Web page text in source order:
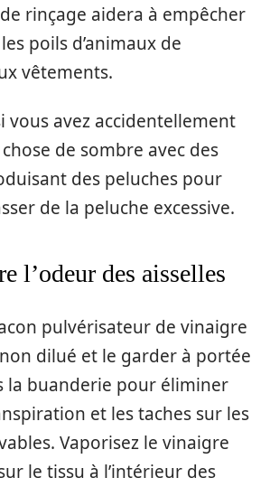
rinçage aidera à empêcher
poils d’animaux de
vêtements.
vous avez accidentellement
de sombre avec des
des peluches pour
de la peluche excessive.
l’odeur des aisselles
pulvérisateur de vinaigre
dilué et le garder à portée
la buanderie pour éliminer
et les taches sur les
Vaporisez le vinaigre
le tissu à l’intérieur des